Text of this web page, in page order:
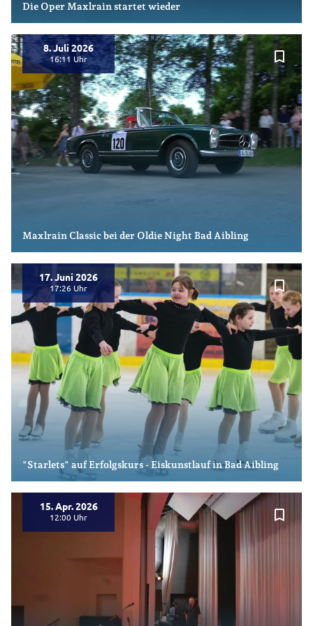
Die Oper Maxlrain startet wieder
bookmark_border
8. Juli 2026
16:11
Maxlrain Classic bei der Oldie Night Bad Aibling
bookmark_border
17. Juni 2026
17:26
"Starlets" auf Erfolgskurs - Eiskunstlauf in Bad Aibling
bookmark_border
15. Apr. 2026
12:00